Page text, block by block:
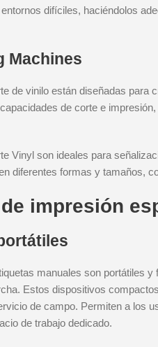
difíciles, haciéndolos
Machines
de vinilo están diseñadas
de corte e
Vinyl son ideales para
diferentes formas y tamaños,
impresión
manuales son portátiles
Estos dispositivos
de campo. Permiten a los
de trabajo dedicado.